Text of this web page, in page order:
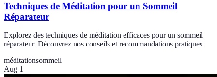
Techniques de Méditation pour un Sommeil
Réparateur
Explorez des techniques de méditation efficaces pour un sommeil
réparateur. Découvrez nos conseils et recommandations pratiques.
méditationsommeil
Aug 1